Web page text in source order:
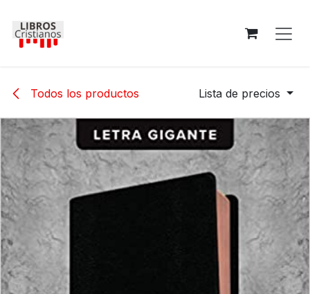
Todos los productos Lista de precios